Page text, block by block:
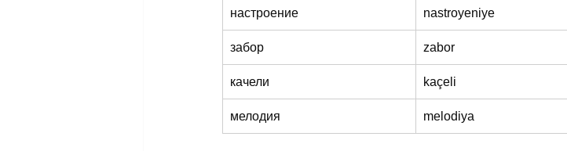
настроение nastro­yeniy­e
забор zabor
качели kaçeli
мелодия melodiya